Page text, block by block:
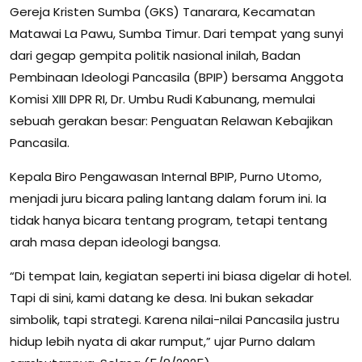
Gereja Kristen Sumba (GKS) Tanarara, Kecamatan
Matawai La Pawu, Sumba Timur. Dari tempat yang sunyi
dari gegap gempita politik nasional inilah, Badan
Pembinaan Ideologi Pancasila (BPIP) bersama Anggota
Komisi XIII DPR RI, Dr. Umbu Rudi Kabunang, memulai
sebuah gerakan besar: Penguatan Relawan Kebajikan
Pancasila.
Kepala Biro Pengawasan Internal BPIP, Purno Utomo,
menjadi juru bicara paling lantang dalam forum ini. Ia
tidak hanya bicara tentang program, tetapi tentang
arah masa depan ideologi bangsa.
“Di tempat lain, kegiatan seperti ini biasa digelar di hotel.
Tapi di sini, kami datang ke desa. Ini bukan sekadar
simbolik, tapi strategi. Karena nilai-nilai Pancasila justru
hidup lebih nyata di akar rumput,” ujar Purno dalam